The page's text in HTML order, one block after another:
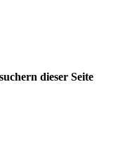
dieser Seite